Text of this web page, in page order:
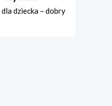
dziecka – dobry